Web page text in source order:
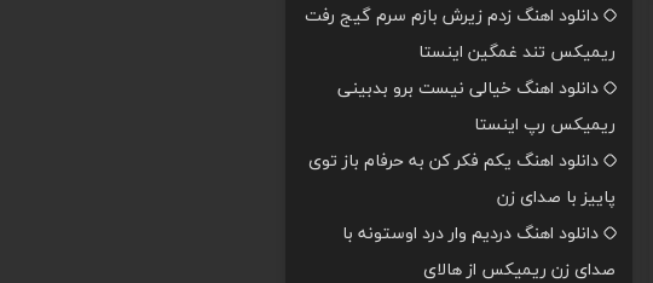
دانلود اهنگ زدم زیرش بازم سرم گیج رفت
ریمیکس تند غمگین اینستا
دانلود اهنگ خیالی نیست برو بدبینی
ریمیکس رپ اینستا
دانلود اهنگ یکم فکر کن به حرفام باز توی
پاییز با صدای زن
دانلود اهنگ دردیم وار درد اوستونه با
صدای زن ریمیکس از هالای